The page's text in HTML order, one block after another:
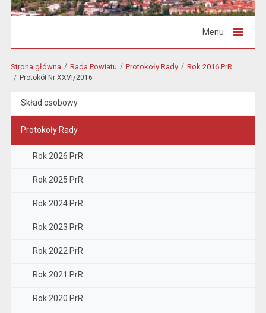
Menu
Strona główna Rada Powiatu Protokoły Rady Rok 2016 PrR
Protokół Nr XXVI/2016
Skład osobowy
Protokoły Rady
Rok 2026 PrR
Rok 2025 PrR
Rok 2024 PrR
Rok 2023 PrR
Rok 2022 PrR
Rok 2021 PrR
Rok 2020 PrR